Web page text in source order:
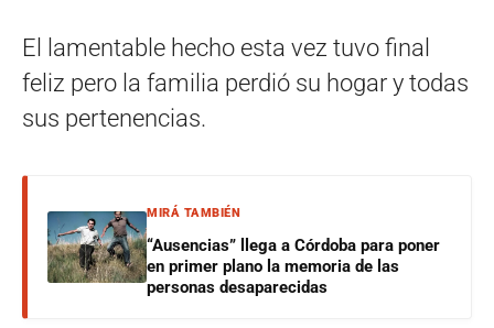
El lamentable hecho esta vez tuvo final
feliz pero la familia perdió su hogar y todas
sus pertenencias.
MIRÁ TAMBIÉN
“Ausencias” llega a Córdoba para poner
en primer plano la memoria de las
personas desaparecidas